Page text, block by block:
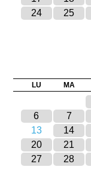
24
25
LU MA
6
7
13
14
20
21
27
28